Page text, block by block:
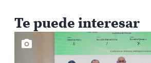
Te puede interesar